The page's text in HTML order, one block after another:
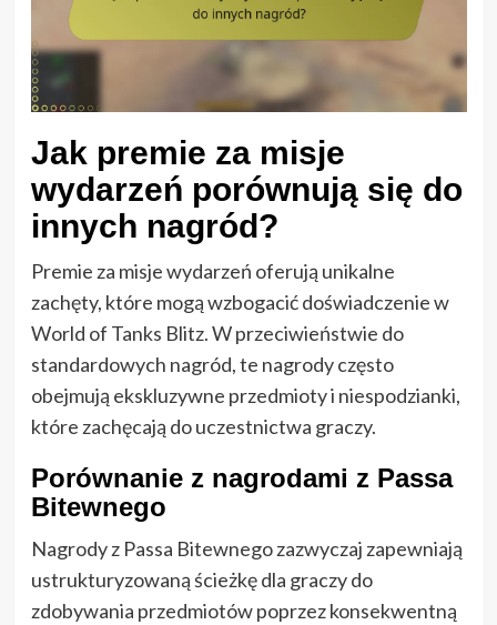
Jak premie za misje
wydarzeń porównują się do
innych nagród?
Premie za misje wydarzeń oferują unikalne
zachęty, które mogą wzbogacić doświadczenie w
World of Tanks Blitz. W przeciwieństwie do
standardowych nagród, te nagrody często
obejmują ekskluzywne przedmioty i niespodzianki,
które zachęcają do uczestnictwa graczy.
Porównanie z nagrodami z Passa
Bitewnego
Nagrody z Passa Bitewnego zazwyczaj zapewniają
ustrukturyzowaną ścieżkę dla graczy do
zdobywania przedmiotów poprzez konsekwentną